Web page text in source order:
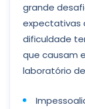
grande
expectativas
dificuldade
que causam
laboratório